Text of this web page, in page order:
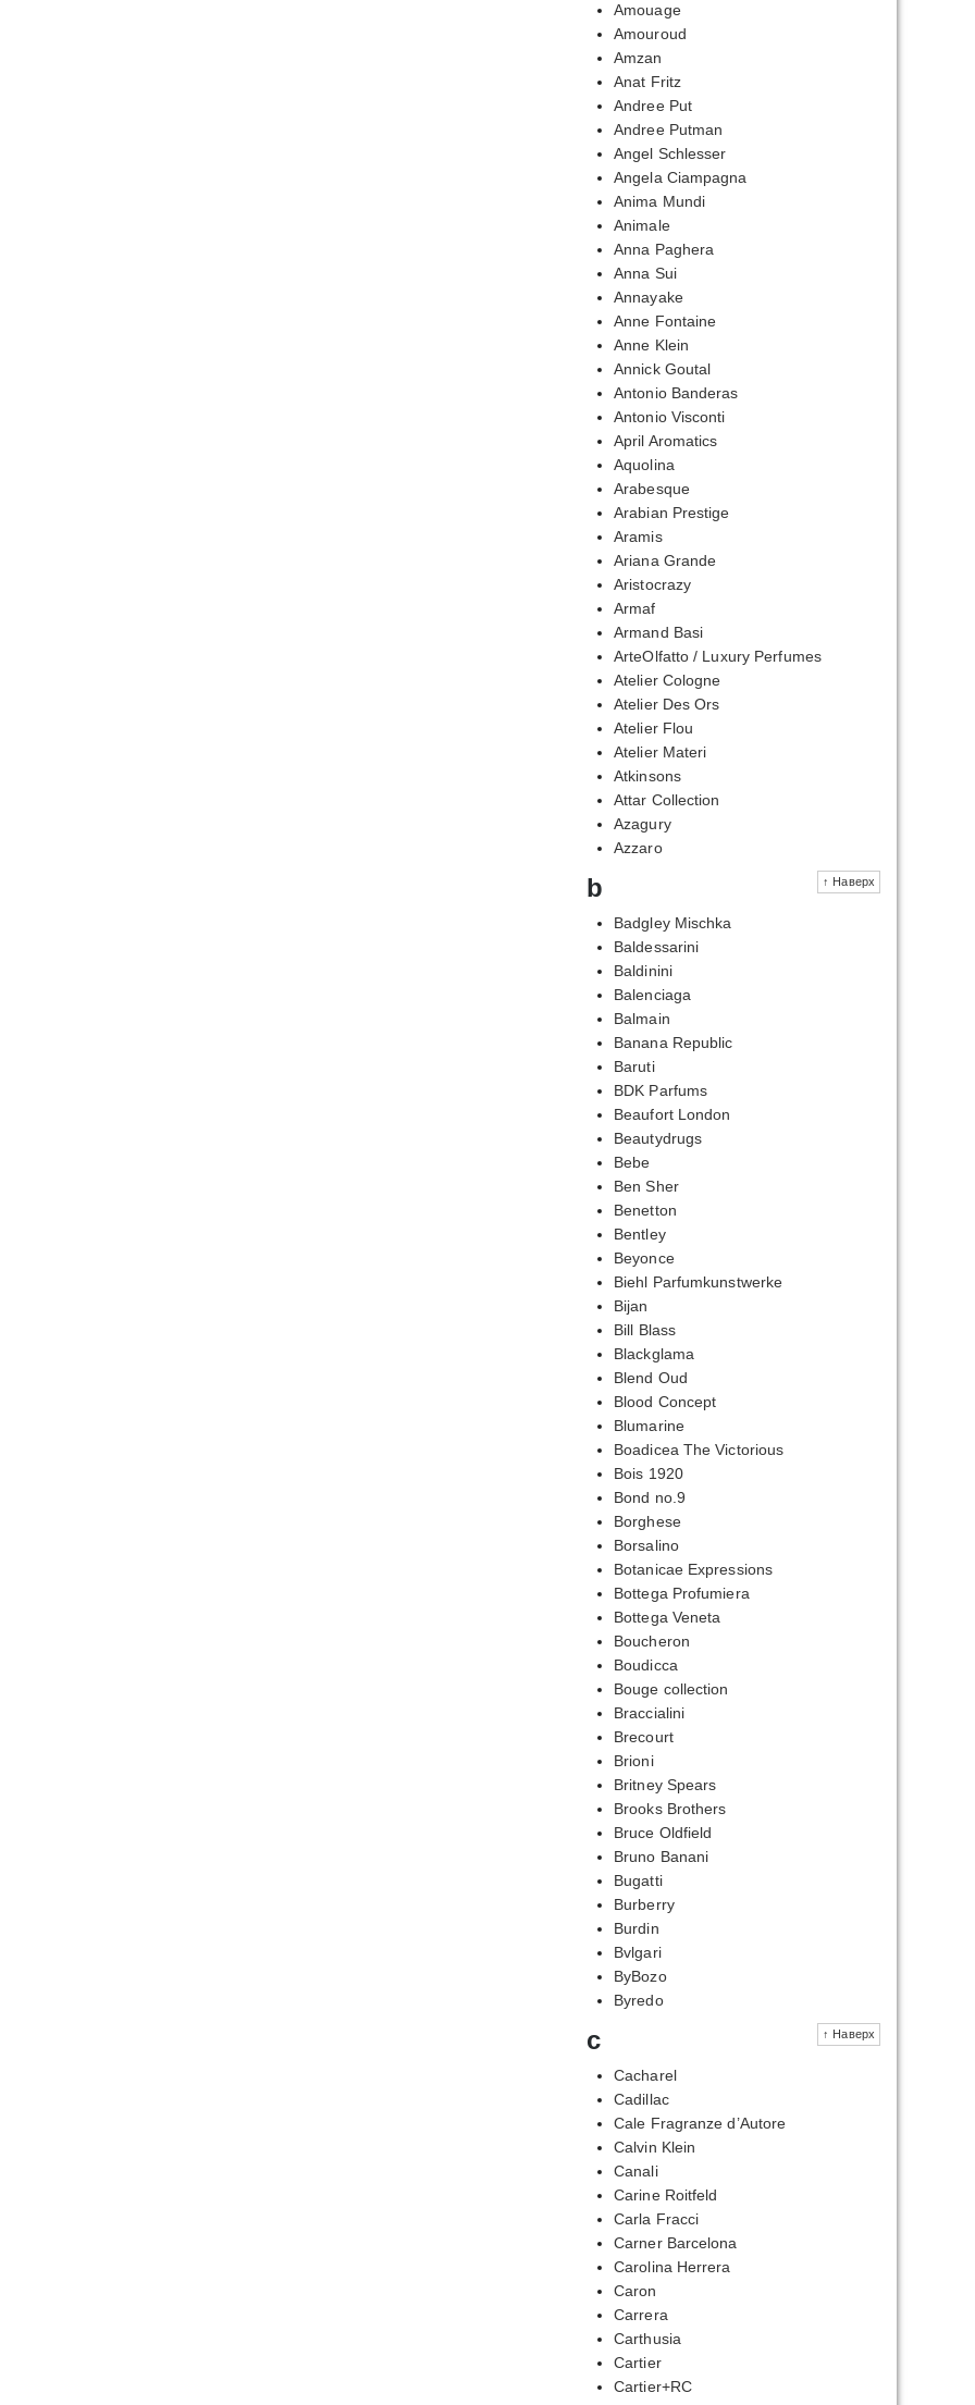
Amouage
Amouroud
Amzan
Anat Fritz
Andree Put
Andree Putman
Angel Schlesser
Angela Ciampagna
Anima Mundi
Animale
Anna Paghera
Anna Sui
Annayake
Anne Fontaine
Anne Klein
Annick Goutal
Antonio Banderas
Antonio Visconti
April Aromatics
Aquolina
Arabesque
Arabian Prestige
Aramis
Ariana Grande
Aristocrazy
Armaf
Armand Basi
ArteOlfatto / Luxury Perfumes
Atelier Cologne
Atelier Des Ors
Atelier Flou
Atelier Materi
Atkinsons
Attar Collection
Azagury
Azzaro
↑ Наверх
b
Badgley Mischka
Baldessarini
Baldinini
Balenciaga
Balmain
Banana Republic
Baruti
BDK Parfums
Beaufort London
Beautydrugs
Bebe
Ben Sher
Benetton
Bentley
Beyonce
Biehl Parfumkunstwerke
Bijan
Bill Blass
Blackglama
Blend Oud
Blood Concept
Blumarine
Boadicea The Victorious
Bois 1920
Bond no.9
Borghese
Borsalino
Botanicae Expressions
Bottega Profumiera
Bottega Veneta
Boucheron
Boudicca
Bouge collection
Braccialini
Brecourt
Brioni
Britney Spears
Brooks Brothers
Bruce Oldfield
Bruno Banani
Bugatti
Burberry
Burdin
Bvlgari
ByBozo
Byredo
↑ Наверх
c
Cacharel
Cadillac
Cale Fragranze d’Autore
Calvin Klein
Canali
Carine Roitfeld
Carla Fracci
Carner Barcelona
Carolina Herrera
Caron
Carrera
Carthusia
Cartier
Cartier+RC